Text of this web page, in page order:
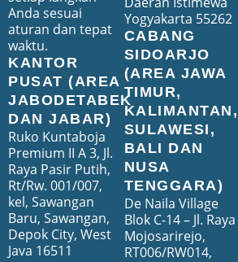
Anda sesuai
aturan dan tepat
waktu.
KANTOR
PUSAT (AREA
JABODETABEK
DAN JABAR)
Ruko Kuntaboja
Premium II A 3, Jl.
Raya Pasir Putih,
Rt/Rw. 001/007,
kel, Sawangan
Baru, Sawangan,
Depok City, West
Java 16511
Yogyakarta 55262
CABANG
SIDOARJO
(AREA JAWA
TIMUR,
KALIMANTAN,
SULAWESI,
BALI DAN
NUSA
TENGGARA)
De Naila Village
Blok C-14 – Jl. Raya
Mojosarirejo,
RT006/RW014,